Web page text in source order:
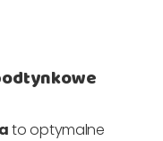
to optymalne